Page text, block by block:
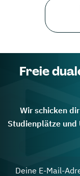
Freie
Wir schicken
Studienplätze und
Deine E-Mail-